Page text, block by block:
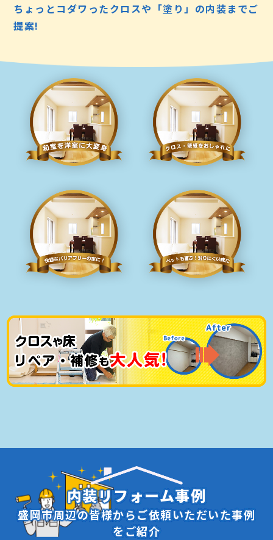
ちょっとコダワったクロスや「塗り」の内装までご
提案!
内装リフォーム事例
盛岡市周辺の皆様からご依頼いただいた事例
をご紹介